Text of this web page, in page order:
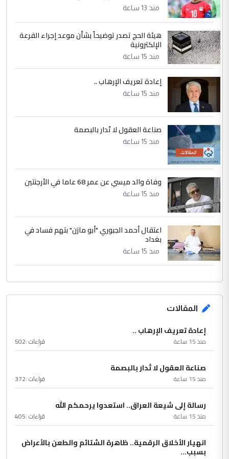
التعليق : نحن اباء الطلاب الأوائل على العراق
نتشرف بلقاء السيد احمد الصافي في العتبات
الموضوع :
مكتب السيد احمد الصافي : لا يوجود
لدينا اي حساب على الفيس بوك وتويتر
منذ 13 ساعة
هيئة الحج تصدر توضيحاً بشأن موعد إجراء القرعة
الإلكترونية
منذ 15 ساعة
إعادة تعريف الإرهاب ..
منذ 15 ساعة
صناعة العقول لا تُدار بالبصمة
منذ 15 ساعة
وفاة والد ميسي عن عمر 68 عاما في الأرجنتين
منذ 15 ساعة
اعتقال أحمد الجبوري "أبو مازن" بتهم فساد في
بغداد
منذ 15 ساعة
المقالات
إعادة تعريف الإرهاب ..
منذ 15 ساعة قراءات :502
صناعة العقول لا تُدار بالبصمة
منذ 15 ساعة قراءات :372
رسالة إلى شيعة العراق.. استعدوا يرحمكم الله
منذ 15 ساعة قراءات :405
انهيار الأخلاق الرقمية.. ظاهرة الشتائم والطعن بالأعراض
بسبب...